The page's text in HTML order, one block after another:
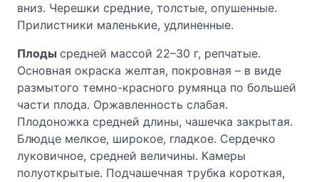
вниз. Черешки средние, толстые, опушенные.
Прилистники маленькие, удлиненные.
Плоды средней массой 22–30 г, репчатые.
Основная окраска желтая, покровная – в виде
размытого темно-красного румянца по большей
части плода. Оржавленность слабая.
Плодоножка средней длины, чашечка закрытая.
Блюдце мелкое, широкое, гладкое. Сердечко
луковичное, средней величины. Камеры
полуоткрытые. Подчашечная трубка короткая,